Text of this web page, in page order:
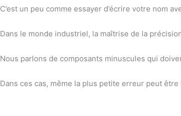
C’est un peu comme essayer d’écrire votre nom
Dans le monde industriel, la maîtrise de la
Nous parlons de composants minuscules qui
Dans ces cas, même la plus petite erreur peut